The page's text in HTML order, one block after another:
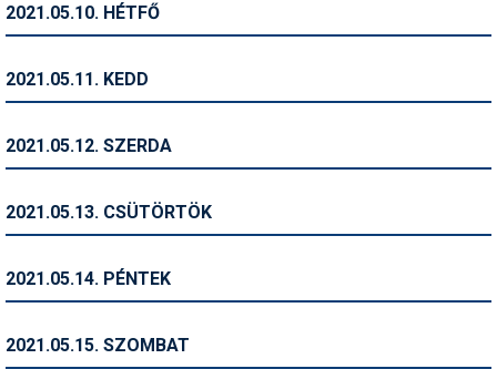
Síbérletárak
Sífelszerelés
Símánia
2021.05.10. HÉTFŐ
2021.05.11. KEDD
2021.05.12. SZERDA
2021.05.13. CSÜTÖRTÖK
2021.05.14. PÉNTEK
2021.05.15. SZOMBAT